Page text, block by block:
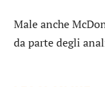
Male anche
da parte degli